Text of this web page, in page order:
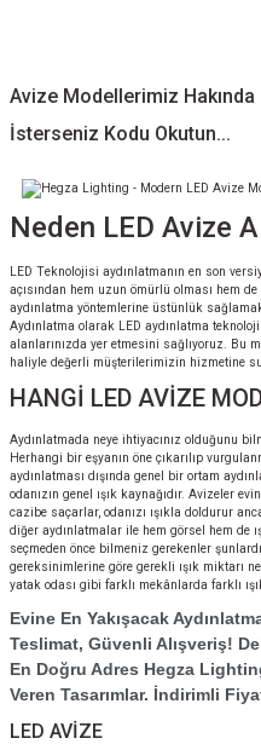
Avize Modellerimiz
İsterseniz Kodu Okutun...
Neden LED Avize
LED Teknolojisi aydınlatmanın en son
açısından hem uzun ömürlü olması hem
aydınlatma yöntemlerine üstünlük
Aydınlatma olarak LED aydınlatma
alanlarınızda yer etmesini sağlıyoruz. Bu
haliyle değerli müşterilerimizin hizmetine
HANGİ LED AVİZE
Aydınlatmada neye ihtiyacınız olduğunu
Herhangi bir eşyanın öne çıkarılıp
aydınlatması dışında genel bir ortam
odanızın genel ışık kaynağıdır. Avizeler
cazibe saçarlar, odanızı ışıkla doldurur
diğer aydınlatmalar ile hem görsel hem de
seçmeden önce bilmeniz gerekenler
gereksinimlerine göre gerekli ışık miktarı
yatak odası gibi farklı mekânlarda farklı
Evine En Yakışacak
Teslimat, Güvenli Alışveriş!
En Doğru Adres Hegza
Veren Tasarımlar. İndirimli
LED AVİZE